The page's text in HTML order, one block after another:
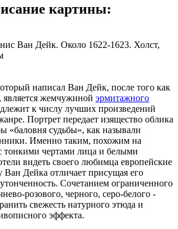
картины:
Ван Дейк. Около 1622-1623. Холст,
написал Ван Дейк, после того как
является жемчужиной эрмитажного
к числу лучших произведений
Портрет передает изящество облика
«баловня судьбы», как называли
Именно таким, похожим на
тонкими чертами лица и белыми
видеть своего любимца европейские
Ван Дейка отличает присущая его
Сочетанием ограниченного
розового, черного, серо-белого -
свежесть натурного этюда и
эффекта.